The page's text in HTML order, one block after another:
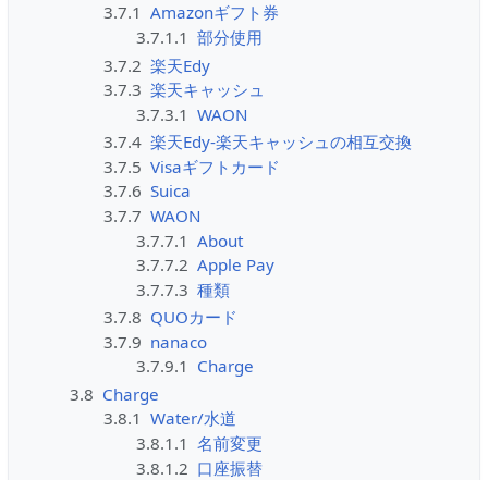
3.7.1 Amazonギフト券
3.7.1.1 部分使用
3.7.2 楽天Edy
3.7.3 楽天キャッシュ
3.7.3.1 WAON
3.7.4 楽天Edy-楽天キャッシュの相互交換
3.7.5 Visaギフトカード
3.7.6 Suica
3.7.7 WAON
3.7.7.1 About
3.7.7.2 Apple Pay
3.7.7.3 種類
3.7.8 QUOカード
3.7.9 nanaco
3.7.9.1 Charge
3.8 Charge
3.8.1 Water/水道
3.8.1.1 名前変更
3.8.1.2 口座振替